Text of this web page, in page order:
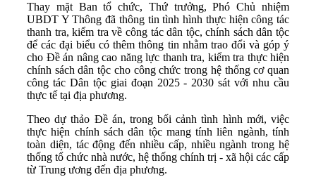
Thay mặt Ban tổ chức, Thứ trưởng, Phó Chủ nhiệm
UBDT Y Thông đã thông tin tình hình thực hiện công tác
thanh tra, kiểm tra về công tác dân tộc, chính sách dân tộc
để các đại biểu có thêm thông tin nhằm trao đổi và góp ý
cho Đề án nâng cao năng lực thanh tra, kiểm tra thực hiện
chính sách dân tộc cho công chức trong hệ thống cơ quan
công tác Dân tộc giai đoạn 2025 - 2030 sát với nhu cầu
thực tế tại địa phương.
Theo dự thảo Đề án, trong bối cảnh tình hình mới, việc
thực hiện chính sách dân tộc mang tính liên ngành, tính
toàn diện, tác động đến nhiều cấp, nhiều ngành trong hệ
thống tổ chức nhà nước, hệ thống chính trị - xã hội các cấp
từ Trung ương đến địa phương.